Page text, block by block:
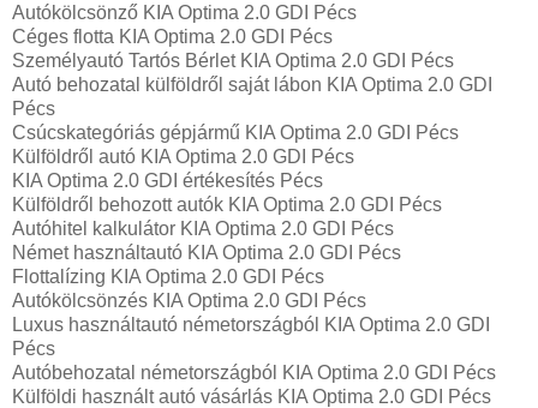
Autókölcsönző KIA Optima 2.0 GDI Pécs
Céges flotta KIA Optima 2.0 GDI Pécs
Személyautó Tartós Bérlet KIA Optima 2.0 GDI Pécs
Autó behozatal külföldről saját lábon KIA Optima 2.0 GDI
Pécs
Csúcskategóriás gépjármű KIA Optima 2.0 GDI Pécs
Külföldről autó KIA Optima 2.0 GDI Pécs
KIA Optima 2.0 GDI értékesítés Pécs
Külföldről behozott autók KIA Optima 2.0 GDI Pécs
Autóhitel kalkulátor KIA Optima 2.0 GDI Pécs
Német használtautó KIA Optima 2.0 GDI Pécs
Flottalízing KIA Optima 2.0 GDI Pécs
Autókölcsönzés KIA Optima 2.0 GDI Pécs
Luxus használtautó németországból KIA Optima 2.0 GDI
Pécs
Autóbehozatal németországból KIA Optima 2.0 GDI Pécs
Külföldi használt autó vásárlás KIA Optima 2.0 GDI Pécs